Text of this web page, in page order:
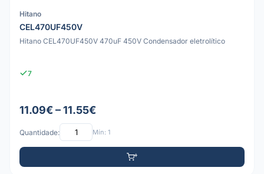
Hitano
CEL470UF450V
Hitano CEL470UF450V 470uF 450V Condensador eletrolítico
7
11.09€ – 11.55€
Quantidade: Mín: 1